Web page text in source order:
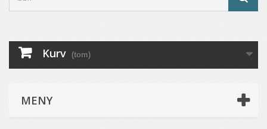
Kurv (tom)
MENY